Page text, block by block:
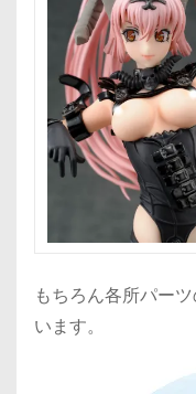
もちろん各所パー
います。